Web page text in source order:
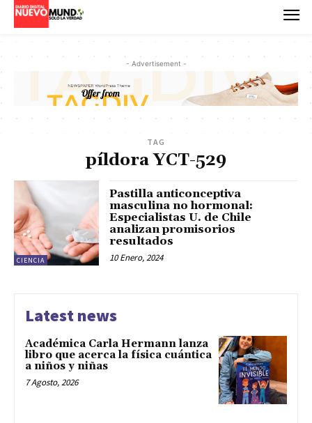
- Advertisement -
TAG
píldora YCT-529
CIENCIA
Pastilla anticonceptiva
masculina no hormonal:
Especialistas U. de Chile
analizan promisorios
resultados
10 Enero, 2024
Latest news
Académica Carla Hermann lanza
libro que acerca la física cuántica
a niños y niñas
7 Agosto, 2026